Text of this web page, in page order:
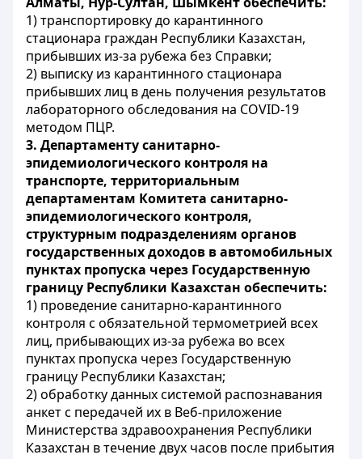
1) транспортировку до карантинного
стационара граждан Республики Казахстан,
прибывших из-за рубежа без Справки;
2) выписку из карантинного стационара
прибывших лиц в день получения результатов
лабораторного обследования на COVID-19
методом ПЦР.
3. Департаменту санитарно-
эпидемиологического контроля на
транспорте, территориальным
департаментам Комитета санитарно-
эпидемиологического контроля,
структурным подразделениям органов
государственных доходов в автомобильных
пунктах пропуска через Государственную
границу Республики Казахстан обеспечить:
1) проведение санитарно-карантинного
контроля с обязательной термометрией всех
лиц, прибывающих из-за рубежа во всех
пунктах пропуска через Государственную
границу Республики Казахстан;
2) обработку данных системой распознавания
анкет с передачей их в Веб-приложение
Министерства здравоохранения Республики
Казахстан в течение двух часов после прибытия